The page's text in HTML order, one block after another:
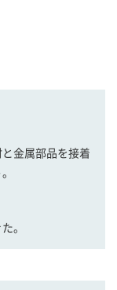
金属部品を接着
。